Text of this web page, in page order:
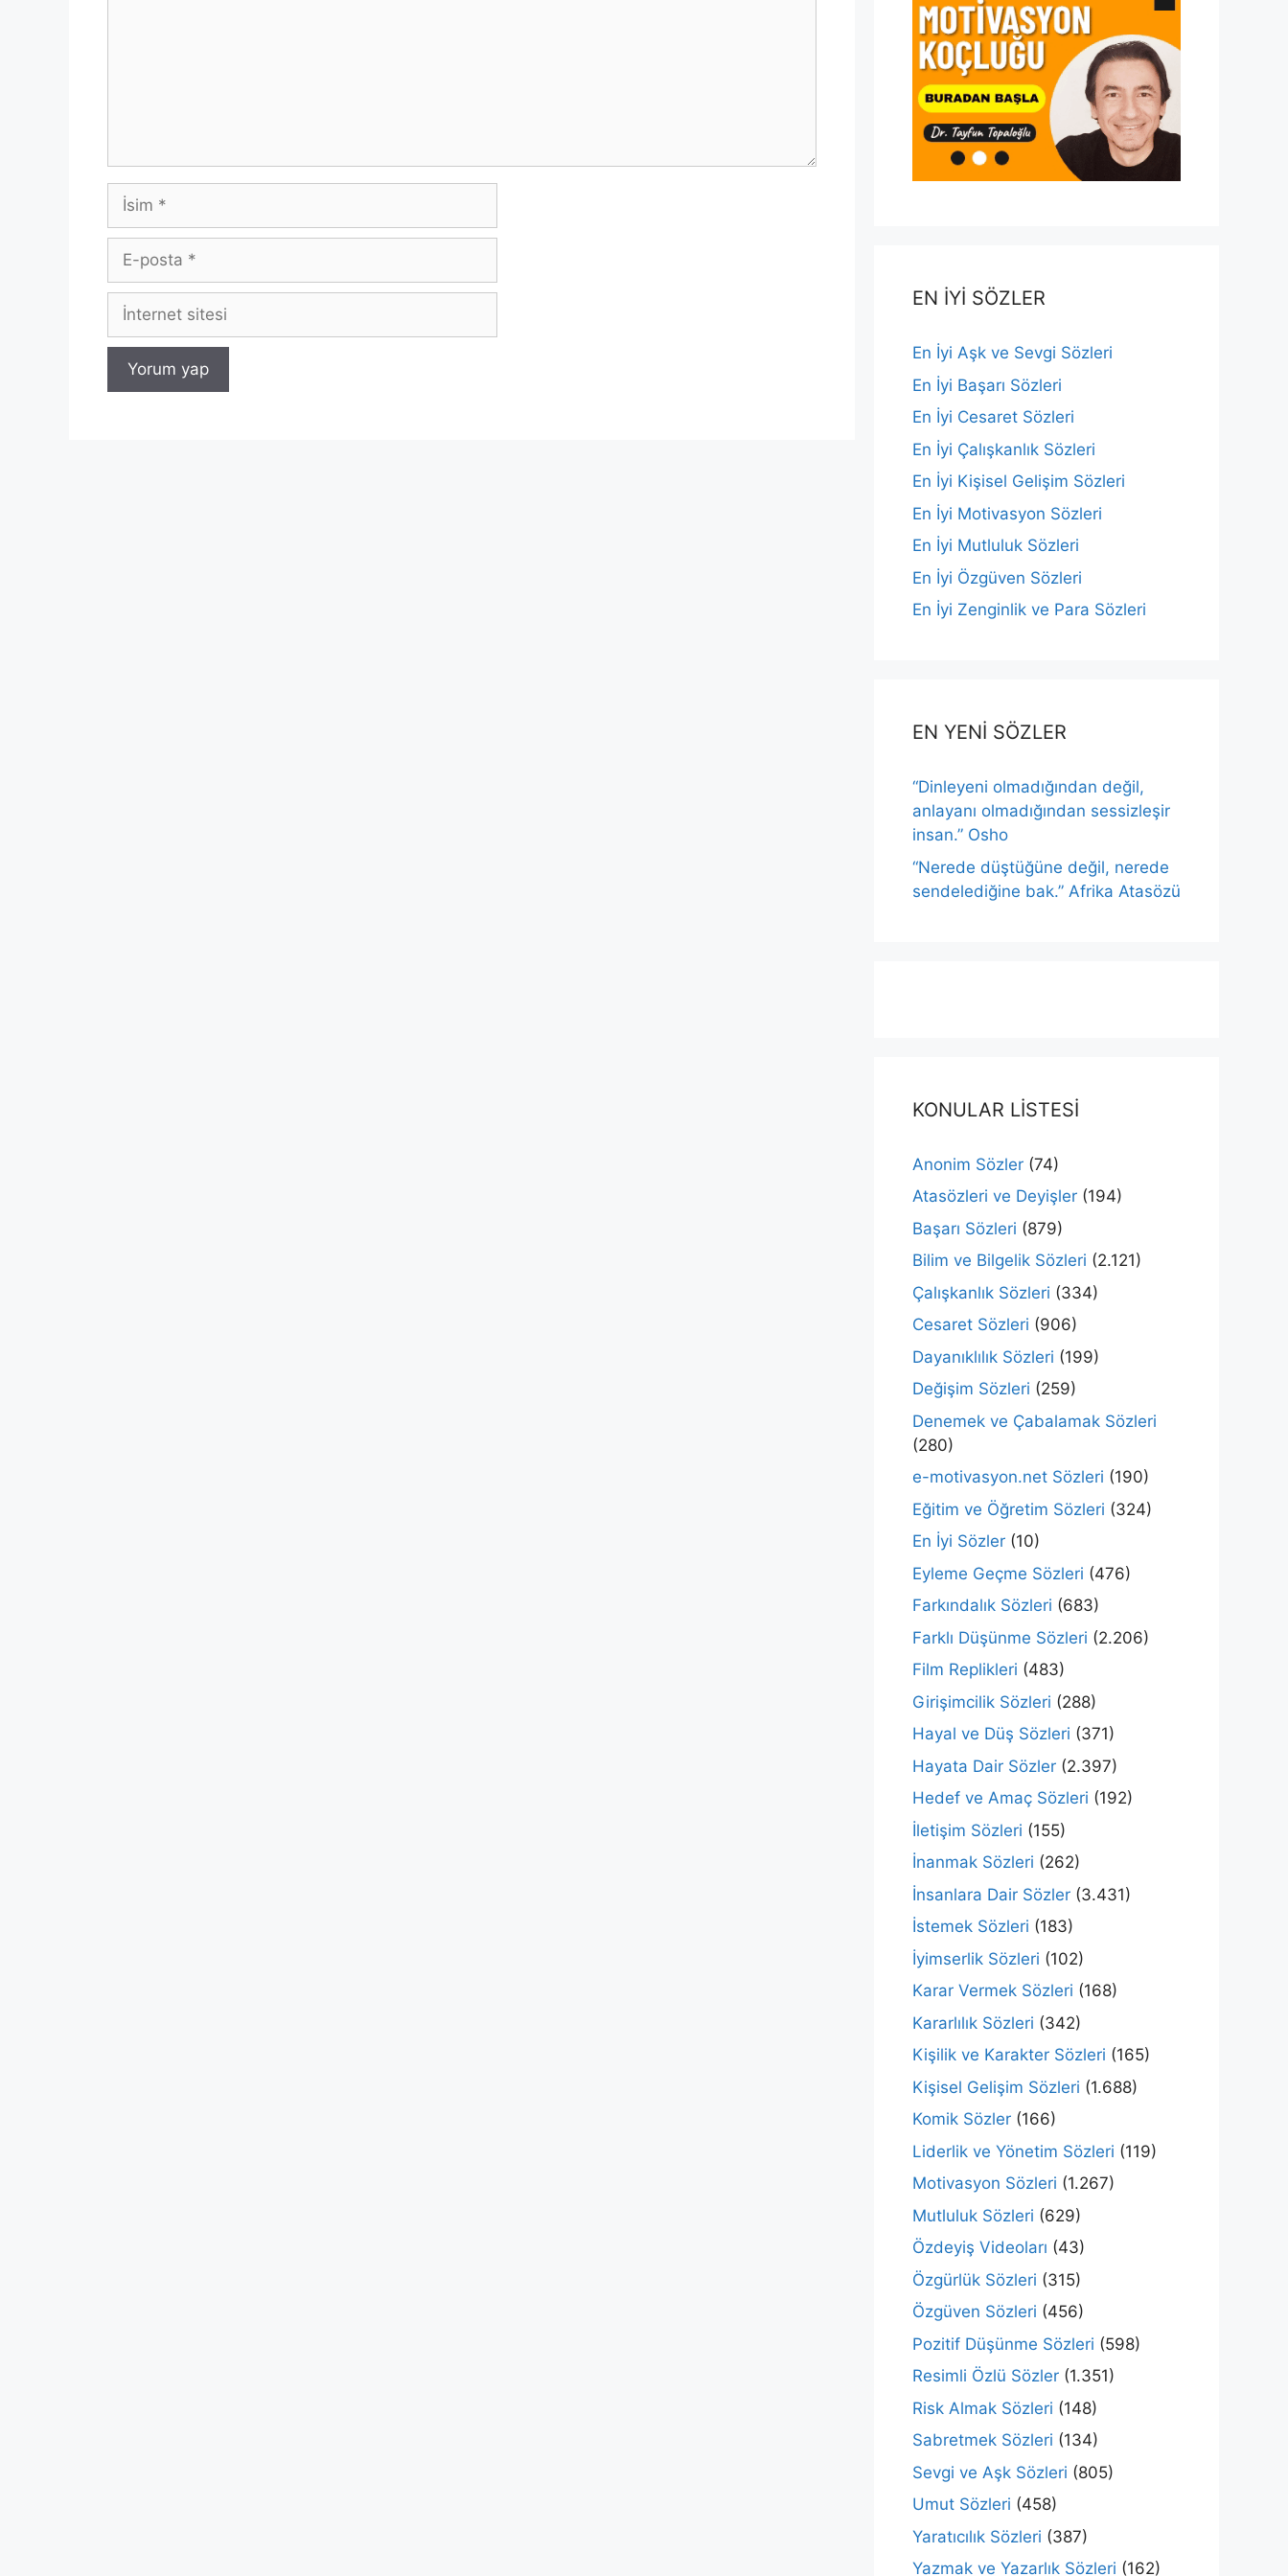
İsim
posta
İnternet
sitesi
EN İYİ SÖZLER
En İyi Aşk ve Sevgi Sözleri
En İyi Başarı Sözleri
En İyi Cesaret Sözleri
En İyi Çalışkanlık Sözleri
En İyi Kişisel Gelişim Sözleri
En İyi Motivasyon Sözleri
En İyi Mutluluk Sözleri
En İyi Özgüven Sözleri
En İyi Zenginlik ve Para Sözleri
EN YENİ SÖZLER
“Dinleyeni olmadığından değil,
anlayanı olmadığından sessizleşir
insan.” Osho
“Nerede düştüğüne değil, nerede
sendelediğine bak.” Afrika Atasözü
KONULAR LİSTESİ
Anonim Sözler (74)
Atasözleri ve Deyişler (194)
Başarı Sözleri (879)
Bilim ve Bilgelik Sözleri (2.121)
Çalışkanlık Sözleri (334)
Cesaret Sözleri (906)
Dayanıklılık Sözleri (199)
Değişim Sözleri (259)
Denemek ve Çabalamak Sözleri
(280)
e-motivasyon.net Sözleri (190)
Eğitim ve Öğretim Sözleri (324)
En İyi Sözler (10)
Eyleme Geçme Sözleri (476)
Farkındalık Sözleri (683)
Farklı Düşünme Sözleri (2.206)
Film Replikleri (483)
Girişimcilik Sözleri (288)
Hayal ve Düş Sözleri (371)
Hayata Dair Sözler (2.397)
Hedef ve Amaç Sözleri (192)
İletişim Sözleri (155)
İnanmak Sözleri (262)
İnsanlara Dair Sözler (3.431)
İstemek Sözleri (183)
İyimserlik Sözleri (102)
Karar Vermek Sözleri (168)
Kararlılık Sözleri (342)
Kişilik ve Karakter Sözleri (165)
Kişisel Gelişim Sözleri (1.688)
Komik Sözler (166)
Liderlik ve Yönetim Sözleri (119)
Motivasyon Sözleri (1.267)
Mutluluk Sözleri (629)
Özdeyiş Videoları (43)
Özgürlük Sözleri (315)
Özgüven Sözleri (456)
Pozitif Düşünme Sözleri (598)
Resimli Özlü Sözler (1.351)
Risk Almak Sözleri (148)
Sabretmek Sözleri (134)
Sevgi ve Aşk Sözleri (805)
Umut Sözleri (458)
Yaratıcılık Sözleri (387)
Yazmak ve Yazarlık Sözleri (162)